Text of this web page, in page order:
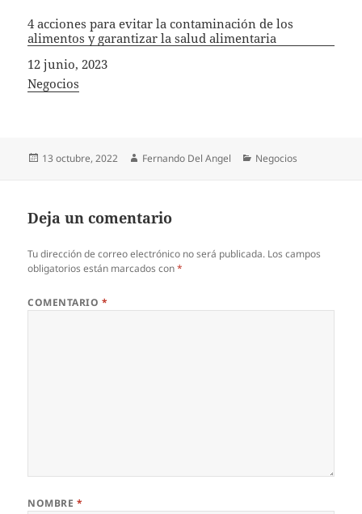
4 acciones para evitar la contaminación de los
alimentos y garantizar la salud alimentaria
Fecha
12 junio, 2023
In relation to
Negocios
Publicado
13 octubre, 2022 Autor
Fernando Del Angel Categorías
Negocios
Deja un comentario
Tu dirección de correo electrónico no será publicada. Los campos
obligatorios están marcados con*
COMENTARIO *
NOMBRE *